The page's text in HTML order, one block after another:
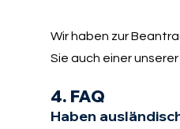
Wir haben zur
Sie auch einer
4. FAQ
Haben